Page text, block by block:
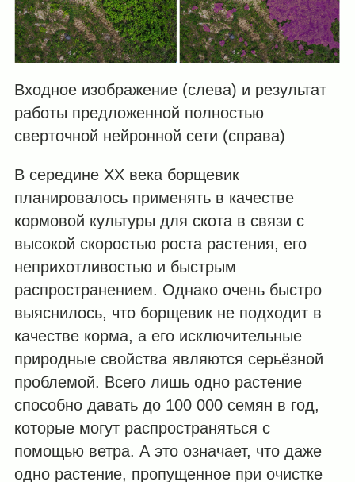
Входное изображение (слева) и результат
работы предложенной полностью
сверточной нейронной сети (справа)
В середине ХХ века борщевик
планировалось применять в качестве
кормовой культуры для скота в связи с
высокой скоростью роста растения, его
неприхотливостью и быстрым
распространением. Однако очень быстро
выяснилось, что борщевик не подходит в
качестве корма, а его исключительные
природные свойства являются серьёзной
проблемой. Всего лишь одно растение
способно давать до 100 000 семян в год,
которые могут распространяться с
помощью ветра. А это означает, что даже
одно растение, пропущенное при очистке